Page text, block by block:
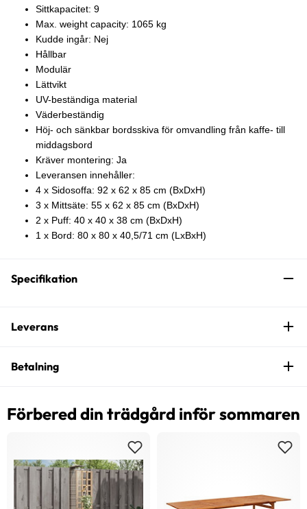
Sittkapacitet: 9
Max. weight capacity: 1065 kg
Kudde ingår: Nej
Hållbar
Modulär
Lättvikt
UV-beständiga material
Väderbeständig
Höj- och sänkbar bordsskiva för omvandling från kaffe- till
middagsbord
Kräver montering: Ja
Leveransen innehåller:
4 x Sidosoffa: 92 x 62 x 85 cm (BxDxH)
3 x Mittsäte: 55 x 62 x 85 cm (BxDxH)
2 x Puff: 40 x 40 x 38 cm (BxDxH)
1 x Bord: 80 x 80 x 40,5/71 cm (LxBxH)
Specifikation
Leverans
Betalning
Förbered din trädgård inför sommaren